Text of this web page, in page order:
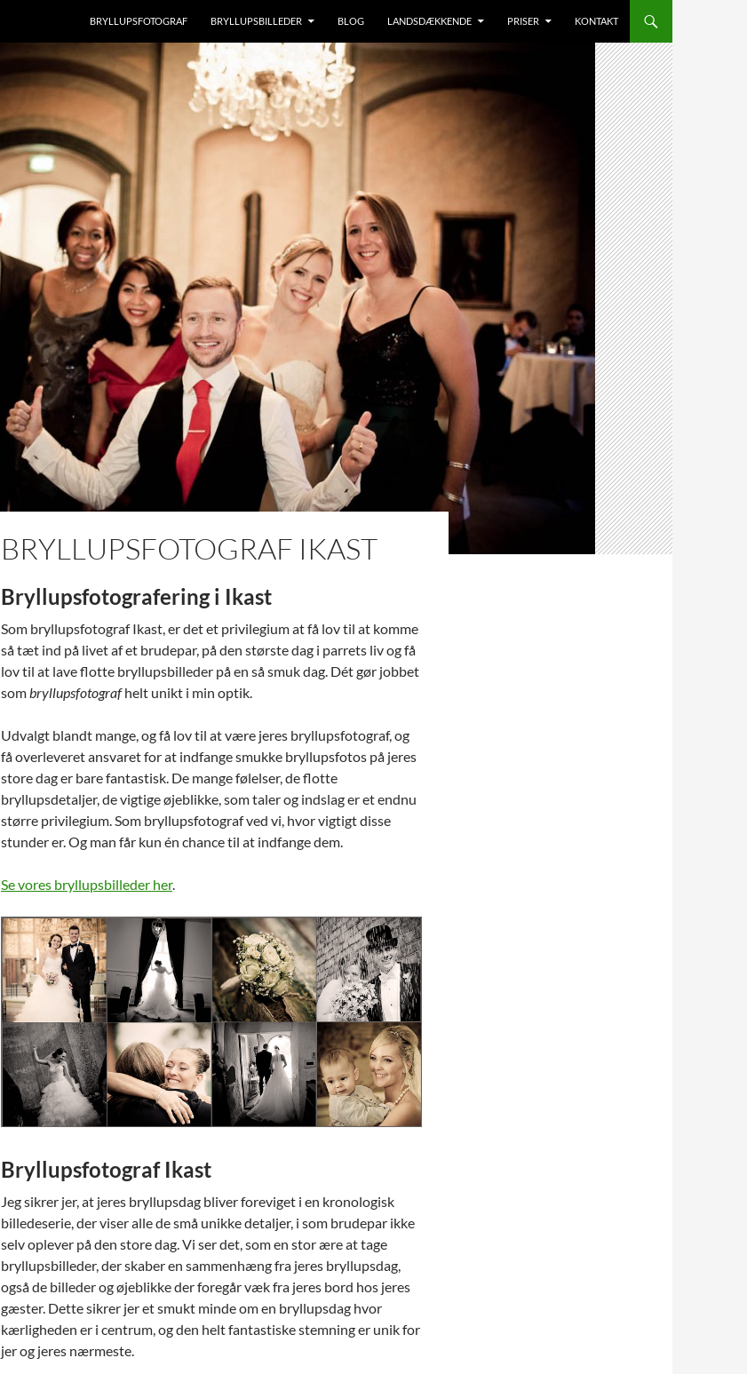
BRYLLUPSFOTOGRAF BRYLLUPSBILLEDER BLOG LANDSDÆKKENDE PRISER KONTAKT
BRYLLUPSFOTOGRAF IKAST
Bryllupsfotografering i Ikast
Som bryllupsfotograf Ikast, er det et privilegium at få lov til at komme
så tæt ind på livet af et brudepar, på den største dag i parrets liv og få
lov til at lave flotte bryllupsbilleder på en så smuk dag. Dét gør jobbet
sombryllupsfotografhelt unikt i min optik.
Udvalgt blandt mange, og få lov til at være jeres bryllupsfotograf, og
få overleveret ansvaret for at indfange smukke bryllupsfotos på jeres
store dag er bare fantastisk. De mange følelser, de flotte
bryllupsdetaljer, de vigtige øjeblikke, som taler og indslag er et endnu
større privilegium. Som bryllupsfotograf ved vi, hvor vigtigt disse
stunder er. Og man får kun én chance til at indfange dem.
Se vores bryllupsbilleder her.
Bryllupsfotograf Ikast
Jeg sikrer jer, at jeres bryllupsdag bliver foreviget i en kronologisk
billedeserie, der viser alle de små unikke detaljer, i som brudepar ikke
selv oplever på den store dag. Vi ser det, som en stor ære at tage
bryllupsbilleder, der skaber en sammenhæng fra jeres bryllupsdag,
også de billeder og øjeblikke der foregår væk fra jeres bord hos jeres
gæster. Dette sikrer jer et smukt minde om en bryllupsdag hvor
kærligheden er i centrum, og den helt fantastiske stemning er unik for
jer og jeres nærmeste.